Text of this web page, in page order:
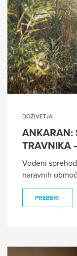
DOŽIVETJA
ANKARAN:
TRAVNIKA
Vodeni
naravnih
PREBERI